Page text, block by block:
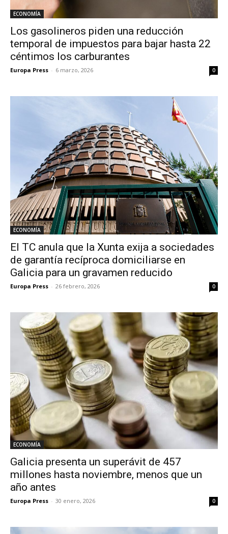
ECONOMÍA
Los gasolineros piden una reducción
temporal de impuestos para bajar hasta 22
céntimos los carburantes
Europa Press - 6 marzo, 2026 0
ECONOMÍA
El TC anula que la Xunta exija a sociedades
de garantía recíproca domiciliarse en
Galicia para un gravamen reducido
Europa Press - 26 febrero, 2026 0
ECONOMÍA
Galicia presenta un superávit de 457
millones hasta noviembre, menos que un
año antes
Europa Press - 30 enero, 2026 0